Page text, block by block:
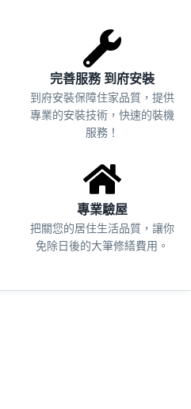
完善服務 到府安裝
到府安裝保障住家品質，提供
專業的安裝技術，快速的裝機
服務！
專業驗屋
把關您的居住生活品質， 讓你
免除日後的大筆修繕費用。